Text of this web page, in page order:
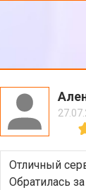
Отличный
Обратилась